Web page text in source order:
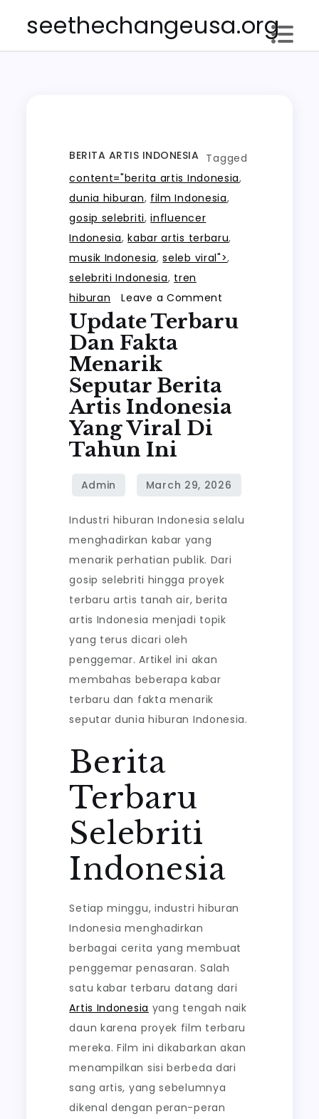
seethechangeusa.org
BERITA ARTIS INDONESIA Tagged
content="berita artis Indonesia,
dunia hiburan, film Indonesia,
gosip selebriti,influencer
Indonesia,kabar artis terbaru,
musik Indonesia,seleb viral">,
selebriti Indonesia, tren
hiburan
Leave a Comment
Update
Seputar
Viral
Tahun
Ini
Update Terbaru
Dan Fakta
Menarik
Seputar Berita
Artis Indonesia
Yang Viral Di
Tahun Ini
Industri hiburan Indonesia selalu
menghadirkan kabar yang
menarik perhatian publik. Dari
gosip selebriti hingga proyek
terbaru artis tanah air, berita
artis Indonesia menjadi topik
yang terus dicari oleh
penggemar. Artikel ini akan
membahas beberapa kabar
terbaru dan fakta menarik
seputar dunia hiburan Indonesia.
Berita
Terbaru
Selebriti
Indonesia
Setiap minggu, industri hiburan
Indonesia menghadirkan
berbagai cerita yang membuat
penggemar penasaran. Salah
satu kabar terbaru datang dari
Artis Indonesia yang tengah naik
daun karena proyek film terbaru
mereka. Film ini dikabarkan akan
menampilkan sisi berbeda dari
sang artis, yang sebelumnya
dikenal dengan peran-peran